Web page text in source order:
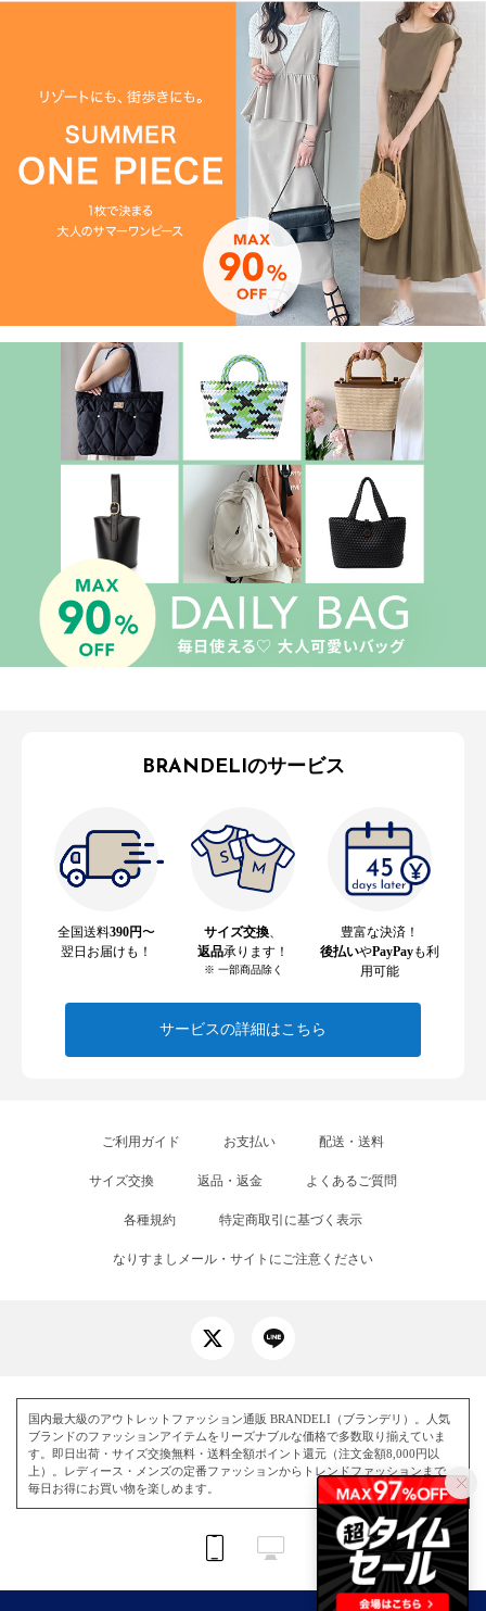
BRANDELIのサービス
全国送料390円〜
翌日お届けも！
サイズ交換
返品承ります！
※ 一部商品除く
豊富な決済！
後払いやPayPayも利
用可能
サービスの詳細はこちら
ご利用ガイド お支払い 配送・送料
サイズ交換 返品・返金 よくあるご質問
各種規約 特定商取引に基づく表示
なりすましメール・サイトにご注意ください
国内最大級のアウトレットファッション通販 BRANDELI（ブランデリ）。人気
ブランドのファッションアイテムをリーズナブルな価格で多数取り揃えていま
す。即日出荷・サイズ交換無料・送料全額ポイント還元（注文金額8,000円以
上）。レディース・メンズの定番ファッションからトレンドファッションまで、
毎日お得にお買い物を楽しめます。